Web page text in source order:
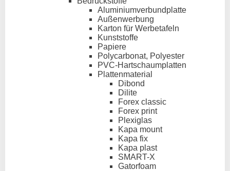
Aluminiumverbundplatte
Außenwerbung
Karton für Werbetafeln
Kunststoffe
Papiere
Polycarbonat, Polyester
PVC-Hartschaumplatten
Plattenmaterial
Dibond
Dilite
Forex classic
Forex print
Plexiglas
Kapa mount
Kapa fix
Kapa plast
SMART-X
Gatorfoam